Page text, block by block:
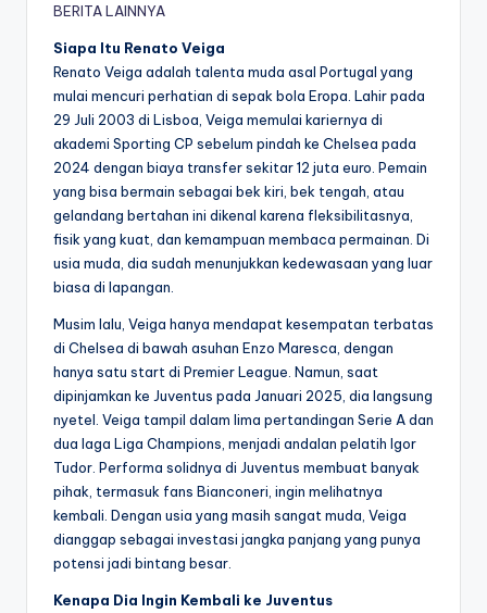
BERITA LAINNYA
Siapa Itu Renato Veiga
Renato Veiga adalah talenta muda asal Portugal yang
mulai mencuri perhatian di sepak bola Eropa. Lahir pada
29 Juli 2003 di Lisboa, Veiga memulai kariernya di
akademi Sporting CP sebelum pindah ke Chelsea pada
2024 dengan biaya transfer sekitar 12 juta euro. Pemain
yang bisa bermain sebagai bek kiri, bek tengah, atau
gelandang bertahan ini dikenal karena fleksibilitasnya,
fisik yang kuat, dan kemampuan membaca permainan. Di
usia muda, dia sudah menunjukkan kedewasaan yang luar
biasa di lapangan.
Musim lalu, Veiga hanya mendapat kesempatan terbatas
di Chelsea di bawah asuhan Enzo Maresca, dengan
hanya satu start di Premier League. Namun, saat
dipinjamkan ke Juventus pada Januari 2025, dia langsung
nyetel. Veiga tampil dalam lima pertandingan Serie A dan
dua laga Liga Champions, menjadi andalan pelatih Igor
Tudor. Performa solidnya di Juventus membuat banyak
pihak, termasuk fans Bianconeri, ingin melihatnya
kembali. Dengan usia yang masih sangat muda, Veiga
dianggap sebagai investasi jangka panjang yang punya
potensi jadi bintang besar.
Kenapa Dia Ingin Kembali ke Juventus